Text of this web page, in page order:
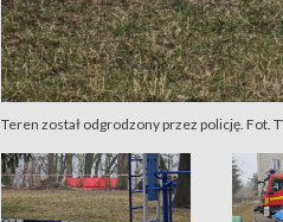
Teren został odgrodzony przez policję. Fot.